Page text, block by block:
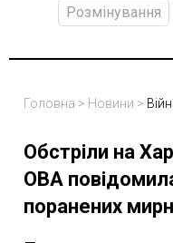
Розмінування
Головна > Новини >
Обстріли на
ОВА
поранених